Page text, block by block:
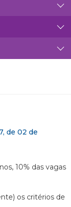
de 02 de
10% das vagas
os critérios de